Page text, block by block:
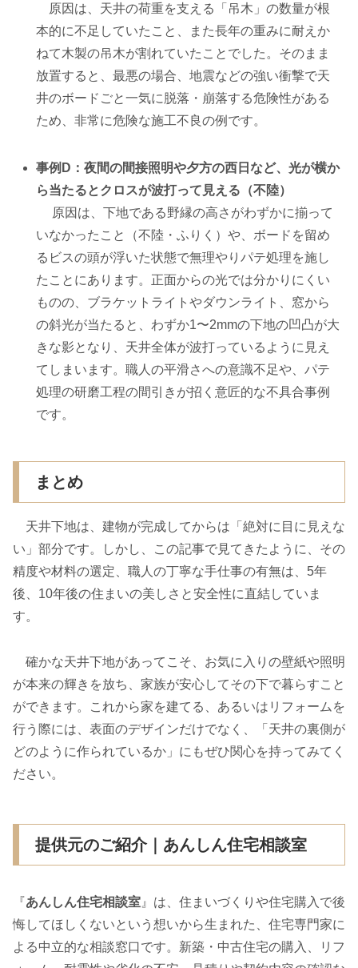
原因は、天井の荷重を支える「吊木」の数量が根
本的に不足していたこと、また長年の重みに耐えか
ねて木製の吊木が割れていたことでした。そのまま
放置すると、最悪の場合、地震などの強い衝撃で天
井のボードごと一気に脱落・崩落する危険性がある
ため、非常に危険な施工不良の例です。
事例D：夜間の間接照明や夕方の西日など、光が横か
ら当たるとクロスが波打って見える（不陸）
原因は、下地である野縁の高さがわずかに揃って
いなかったこと（不陸・ふりく）や、ボードを留め
るビスの頭が浮いた状態で無理やりパテ処理を施し
たことにあります。正面からの光では分かりにくい
ものの、ブラケットライトやダウンライト、窓から
の斜光が当たると、わずか1〜2mmの下地の凹凸が大
きな影となり、天井全体が波打っているように見え
てしまいます。職人の平滑さへの意識不足や、パテ
処理の研磨工程の間引きが招く意匠的な不具合事例
です。
まとめ
天井下地は、建物が完成してからは「絶対に目に見えな
い」部分です。しかし、この記事で見てきたように、その
精度や材料の選定、職人の丁寧な手仕事の有無は、5年
後、10年後の住まいの美しさと安全性に直結していま
す。
確かな天井下地があってこそ、お気に入りの壁紙や照明
が本来の輝きを放ち、家族が安心してその下で暮らすこと
ができます。これから家を建てる、あるいはリフォームを
行う際には、表面のデザインだけでなく、「天井の裏側が
どのように作られているか」にもぜひ関心を持ってみてく
ださい。
提供元のご紹介｜あんしん住宅相談室
『あんしん住宅相談室 』は、住まいづくりや住宅購入で後
悔してほしくないという想いから生まれた、住宅専門家に
よる中立的な相談窓口です。新築・中古住宅の購入、リフ